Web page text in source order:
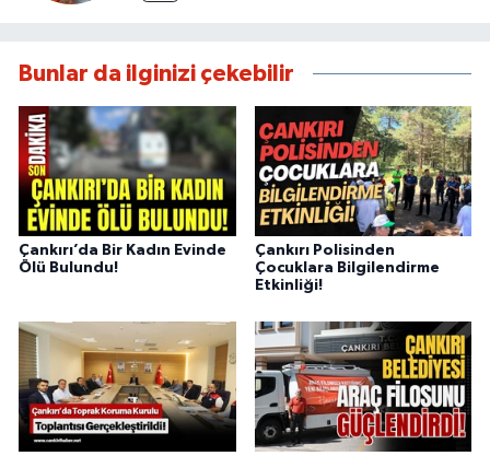
Bunlar da ilginizi çekebilir
Çankırı’da Bir Kadın Evinde
Ölü Bulundu!
Çankırı Polisinden
Çocuklara Bilgilendirme
Etkinliği!